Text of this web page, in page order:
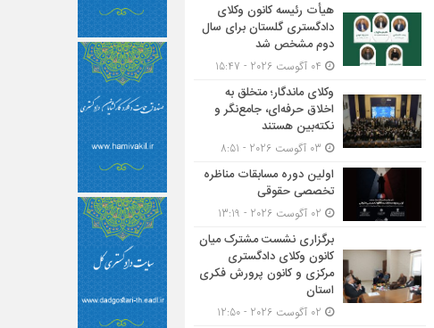
هیأت ‌رئیسه کانون وکلای
دادگستری گلستان برای سال
دوم مشخص شد
وکلای ماندگار؛ متخلق به
اخلاق حرفه‌ای، جامع‌نگر و
نکته‌بین هستند
اولین دوره مسابقات مناظره
تخصصی حقوقی
برگزاری نشست مشترک میان
کانون وکلای دادگستری
مرکزی و کانون پرورش فکری
استان